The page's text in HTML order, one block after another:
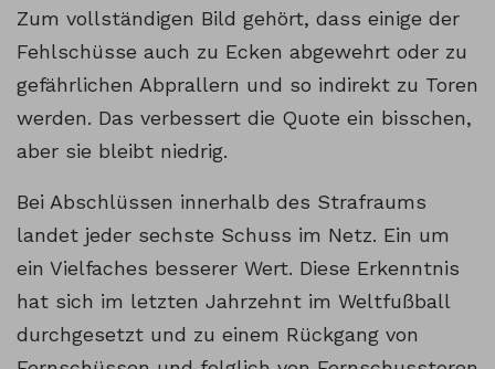
Zum vollständigen Bild gehört, dass einige der
Fehlschüsse auch zu Ecken abgewehrt oder zu
gefährlichen Abprallern und so indirekt zu Toren
werden. Das verbessert die Quote ein bisschen,
aber sie bleibt niedrig.
Bei Abschlüssen innerhalb des Strafraums
landet jeder sechste Schuss im Netz. Ein um
ein Vielfaches besserer Wert. Diese Erkenntnis
hat sich im letzten Jahrzehnt im Weltfußball
durchgesetzt und zu einem Rückgang von